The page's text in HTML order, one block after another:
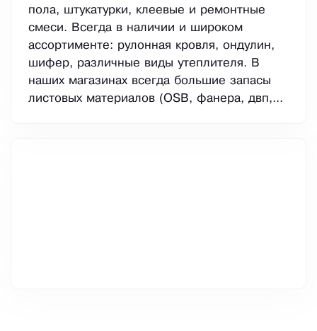
пола, штукатурки, клеевые и ремонтные
смеси. Всегда в наличии и широком
ассортименте: рулонная кровля, ондулин,
шифер, различные виды утеплителя. В
наших магазинах всегда большие запасы
листовых материалов (OSB, фанера, двп,...